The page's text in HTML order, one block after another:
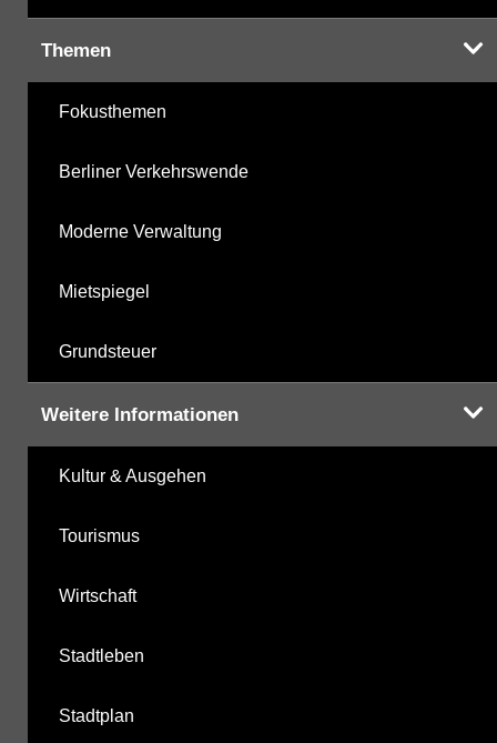
Themen
Fokusthemen
Berliner Verkehrswende
Moderne Verwaltung
Mietspiegel
Grundsteuer
Weitere Informationen
Kultur & Ausgehen
Tourismus
Wirtschaft
Stadtleben
Stadtplan